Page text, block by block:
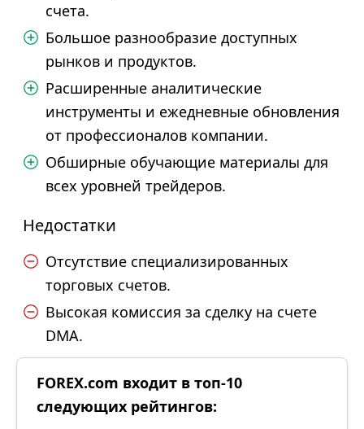
счета.
Большое разнообразие доступных
рынков и продуктов.
Расширенные аналитические
инструменты и ежедневные обновления
от профессионалов компании.
Обширные обучающие материалы для
всех уровней трейдеров.
Недостатки
Отсутствие специализированных
торговых счетов.
Высокая комиссия за сделку на счете
DMA.
FOREX.com входит в топ-10
следующих рейтингов: